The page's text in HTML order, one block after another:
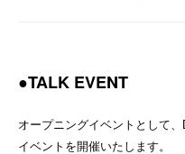
●TALK EVENT
オープニングイベントとして
イベントを開催いたします。